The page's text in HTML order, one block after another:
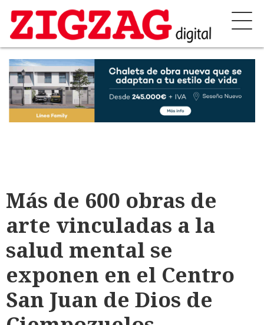
Más de 600 obras de
arte vinculadas a la
salud mental se
exponen en el Centro
San Juan de Dios de